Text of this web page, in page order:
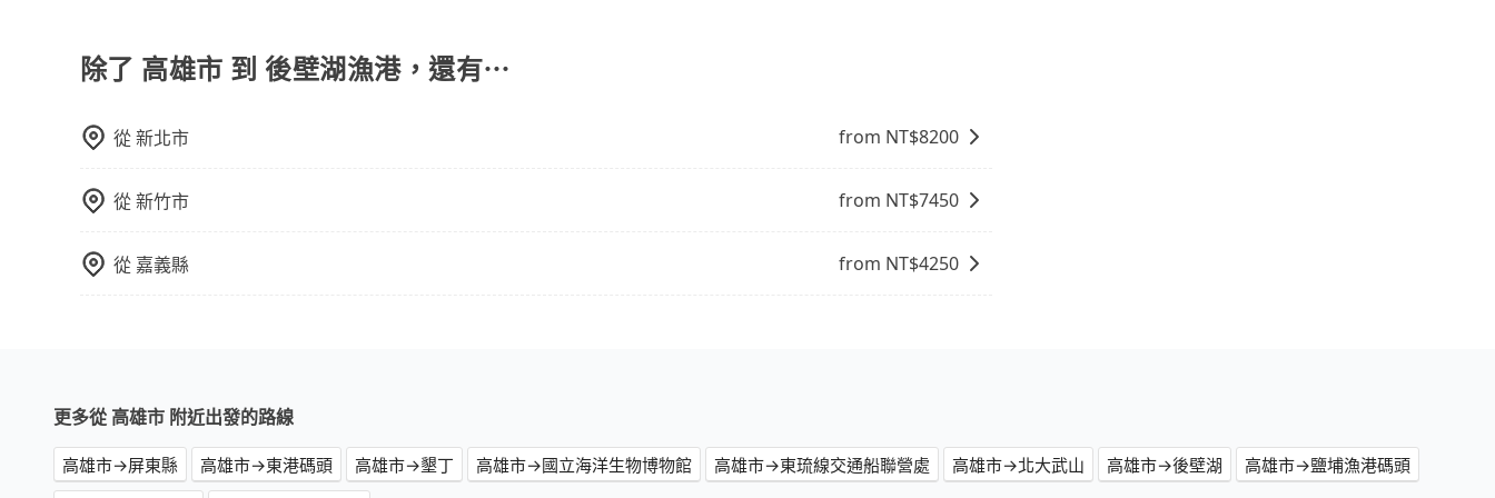
$115~205承租小轎車，每公里再額外加收$3.2，從高雄市（小港區）到後壁湖漁港的花費預估為
$1,550~2,100（金額差異來自於平假日、車款差異、抵達目的地後多久原路返回），雖已將eTag和可能的每小
車型，如Toyota Yaris、Prius C、Vios這類乘坐體驗較差的車款，如果人數超過四位，更是沒有較大的七人座
的車門仍未被修理，每一次租車都好像在開樂透一樣。另外，偶爾也會遇到明明已經預約了時間但上一位用戶卻
遲遲尚未歸還，又或者要還車時卻偏偏找不到停車位，對於急著用車或者要載其他乘客的人來說就有不小的風
險。最後，雖然路邊隨租隨還看似方便，但實際使用時還是有其區域的限制，實際可停靠的地點與你的上下車地
點仍有段距離，在遇到下雨天或者載行李時，就顯得非常不便。
除了 高雄市 到 後壁湖漁港，還有⋯
從新北市 from NT$8200
從新竹市 from NT$7450
從 嘉義縣 from NT$4250
更多從 高雄市 附近出發的路線
高雄市→屏東縣 高雄市→東港碼頭 高雄市→墾丁 高雄市→國立海洋生物博物館 高雄市→東琉線交通船聯營處 高雄市→北大武山 高雄市→後壁湖
高雄市→鹽埔漁港碼頭